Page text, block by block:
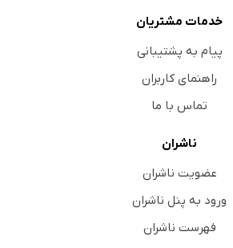
خدمات مشتریان
پیام به پشتیبانی
راهنمای کاربران
تماس با ما
ناشران
عضویت ناشران
ورود به پنل ناشران
فهرست ناشران